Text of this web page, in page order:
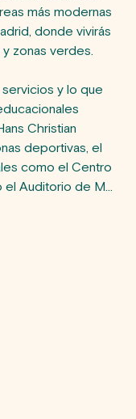
más modernas
donde vivirás
zonas verdes.
y lo que
Christian
deportivas, el
como el Centro
el Auditorio de M...